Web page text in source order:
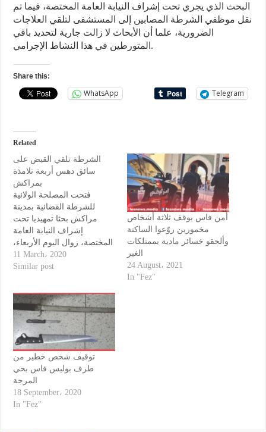
البحث الذي يجري تحت إشراف النيابة العامة المختصة، فيما تم
نقل موظفي الشرطة المصابين إلى المستشفى لتلقي العلاجات
الضرورية، علما أن الأبحاث لا زالت جارية لتحديد باقي
المتورطين في هذا النشاط الإجرامي.
Share this:
WhatsApp Telegram
Related
الشرطة تلقي القبض على
سائق دهس أربعة تلامذة
بمراكش
فتحت المصلحة الولائية
للشرطة القضائية بمدينة
مراكش بحثا تمهيديا تحت
إشراف النيابة العامة
المختصة، زوال اليوم الأربعاء،
للتحقق من الأفعال الإجرامية
المنسوبة لسائق سيارة، يبلغ
التسبب عمدا في ارتكاب
حادثة سير بجروح وإلحاق
خسائر مادية بممتلكات خاصة.
وذكر بلاغ للمديرية العامة…
11 March، 2020
Similar post
أمن فاس يوقف ثلاثة أشخاص
مخمورين روّعوا الساكنة
وألحقو خسائر مادية بممتلكات
الغير
24 August، 2021
In "Fez"
توقيف شخص خطير من
طرف بوليس فاس بحي
المرجة
18 September، 2020
In "Fez"